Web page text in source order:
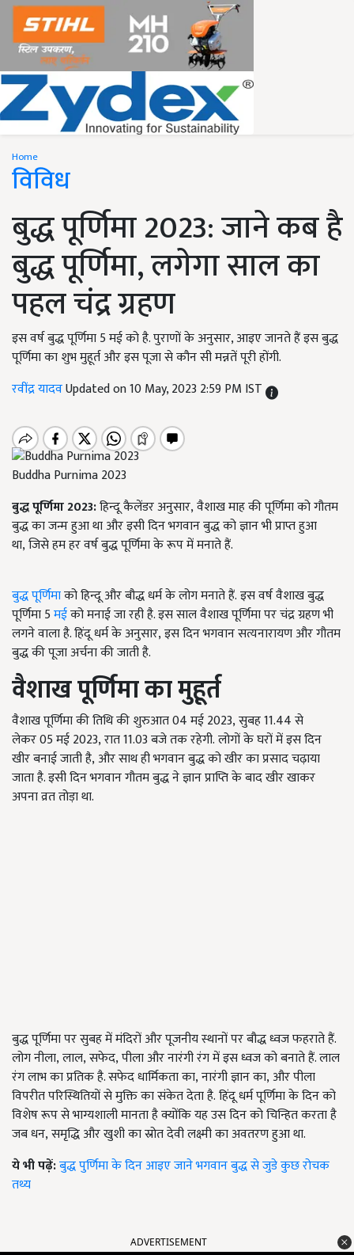
Home
विविध
बुद्ध पूर्णिमा 2023: जाने कब है
बुद्ध पूर्णिमा, लगेगा साल का
पहल चंद्र ग्रहण
इस वर्ष बुद्ध पूर्णिमा 5 मई को है. पुराणों के अनुसार, आइए जानते हैं इस बुद्ध
पूर्णिमा का शुभ मुहूर्त और इस पूजा से कौन सी मन्नतें पूरी होंगी.
रवींद्र यादवUpdated on 10 May, 2023 2:59 PM IST
Buddha Purnima 2023
बुद्ध पूर्णिमा 2023:हिन्दू कैलेंडर अनुसार,वैशाख माह की पूर्णिमा को गौतम
बुद्ध का जन्म हुआ था और इसी दिन भगवान बुद्ध को ज्ञान भी प्राप्त हुआ
था,जिसे हम हर वर्ष बुद्ध पूर्णिमा के रूप में मनाते हैं.
बुद्ध पूर्णिमाको हिन्दू और बौद्ध धर्म के लोग मनाते हैं.इस वर्ष वैशाख बुद्ध
पूर्णिमा5मईको मनाई जा रही है. इस साल वैशाख पूर्णिमा पर चंद्र ग्रहण भी
लगने वाला है. हिंदू धर्म के अनुसार,इस दिन भगवान सत्यनारायण और गौतम
बुद्ध की पूजा अर्चना की जाती है.
वैशाख पूर्णिमा का मुहूर्त
वैशाख पूर्णिमा की तिथि की शुरुआत04मई2023,सुबह11.44से
लेकर05मई2023,रात11.03बजे तक रहेगी.लोगों के घरों में इस दिन
खीर बनाई जाती है,और साथ ही भगवान बुद्ध को खीर का प्रसाद चढ़ाया
जाता है. इसी दिन भगवान गौतम बुद्ध ने ज्ञान प्राप्ति के बाद खीर खाकर
अपना व्रत तोड़ा था.
बुद्ध पूर्णिमा पर सुबह में मंदिरों और पूजनीय स्थानों पर बौद्ध ध्वज फहराते हैं.
लोग नीला,लाल,सफेद,पीला और नारंगी रंग में इस ध्वज को बनाते हैं. लाल
रंग लाभ का प्रतिक है. सफेद धार्मिकता का,नारंगी ज्ञान का,और पीला
विपरीत परिस्थितियों से मुक्ति का संकेत देता है.हिंदू धर्म पूर्णिमा के दिन को
विशेष रूप से भाग्यशाली मानता है क्योंकि यह उस दिन को चिन्हित करता है
जब धन,समृद्धि और खुशी का स्रोत देवी लक्ष्मी का अवतरण हुआ था.
ये भी पढ़ें:बुद्ध पुर्णिमा के दिन आइए जाने भगवान बुद्ध से जुडे कुछ रोचक
तथ्य
ADVERTISEMENT